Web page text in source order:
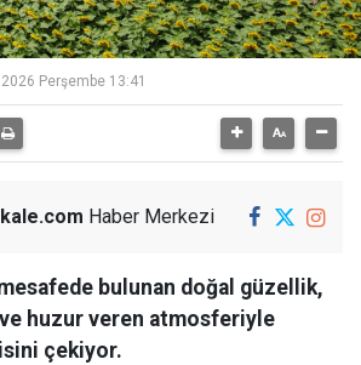
Perşembe 13:41
Haber Merkezi
mesafede bulunan doğal güzellik,
huzur veren atmosferiyle
çekiyor.